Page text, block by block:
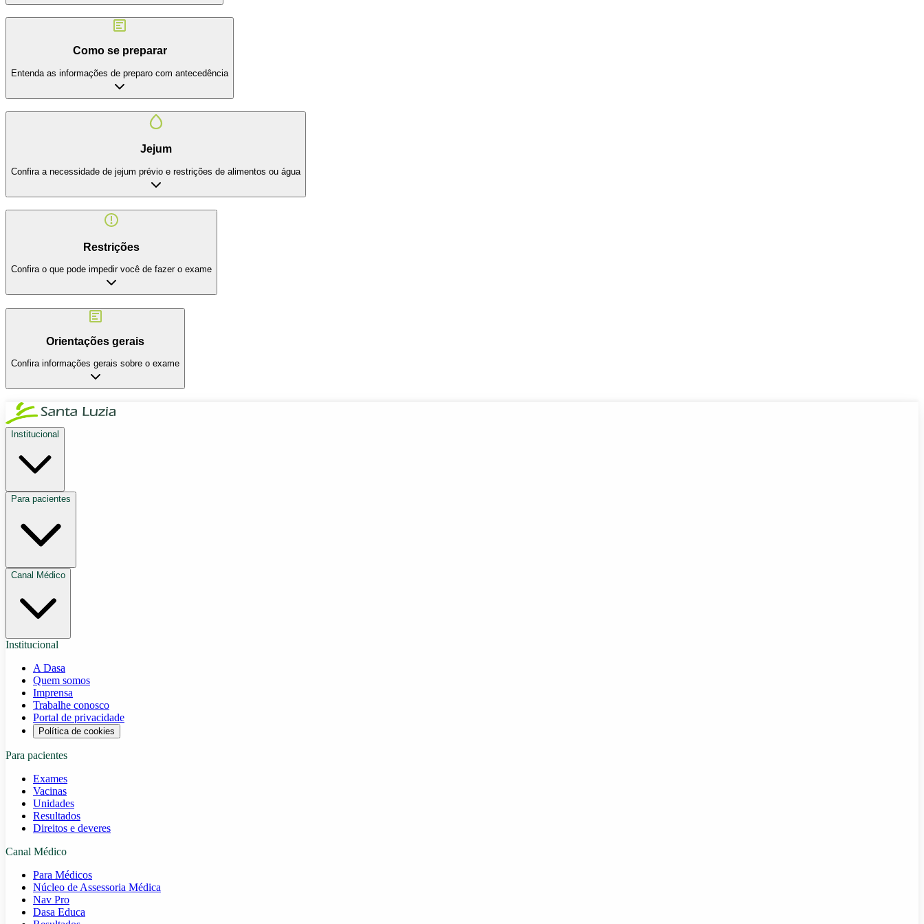
Como se preparar
Entenda as informações de preparo com antecedência
Jejum
Confira a necessidade de jejum prévio e restrições de alimentos ou água
Restrições
Confira o que pode impedir você de fazer o exame
Orientações gerais
Confira informações gerais sobre o exame
Institucional
Para pacientes
Canal Médico
Institucional
A Dasa
Quem somos
Imprensa
Trabalhe conosco
Portal de privacidade
Política de cookies
Para pacientes
Exames
Vacinas
Unidades
Resultados
Direitos e deveres
Canal Médico
Para Médicos
Núcleo de Assessoria Médica
Nav Pro
Dasa Educa